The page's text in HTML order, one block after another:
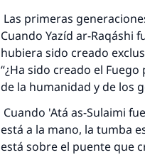
Las primeras
Cuando Yazíd ar-Raqáshi
hubiera sido creado
“¿Ha sido creado el
de la humanidad y de los
Cuando 'Atá as-Sulaimi
está a la mano, la tumba
está sobre el puente que